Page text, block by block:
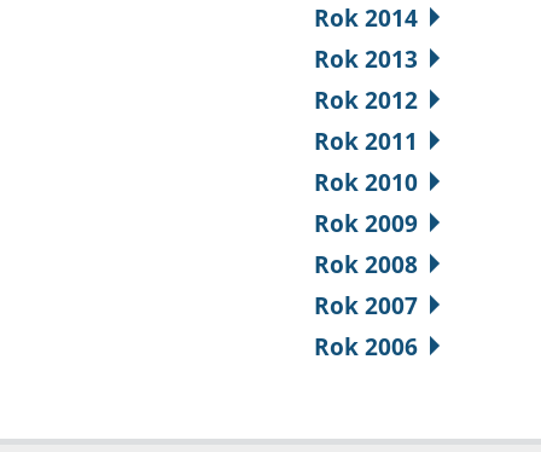
Rok 2014
Rok 2013
Rok 2012
Rok 2011
Rok 2010
Rok 2009
Rok 2008
Rok 2007
Rok 2006